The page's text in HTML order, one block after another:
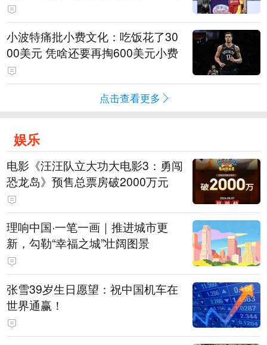
小波特痛批小费文化：吃饭花了30
00美元 凭啥还要再掏600美元小费
点击查看更多
娱乐
电影《汪汪队立大功大电影3：勇闯
恐龙岛》预售总票房破2000万元
理响中国·一笔一画｜推进城市更
新，勾勒“幸福之城”壮阔图景
张雪39岁生日愿望：祝中国机车在
世界通赢！